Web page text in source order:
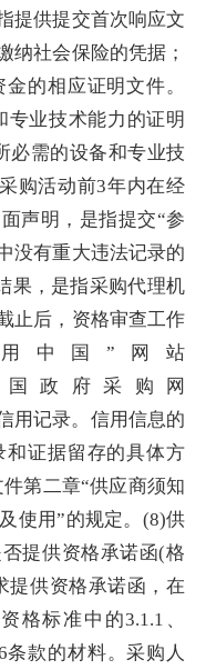
提供提交首次响应文
纳社会保险的凭据；
的相应证明文件。
专业技术能力的证明
必需的设备和专业技
购活动前3年内在经
声明，是指提交“参
没有重大违法记录的
果，是指采购代理机
止后，资格审查工作
中国”网站
中国政府采购网
用记录。信用信息的
证据留存的具体方
第二章“供应商须知
使用”的规定。(8)供
提供资格承诺函(格
提供资格承诺函，在
格标准中的3.1.1、
条款的材料。采购人